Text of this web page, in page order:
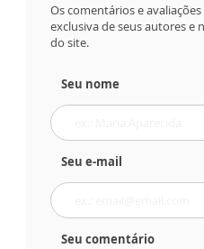
Os comentários e
exclusiva de seus autores e
do site.
Seu nome
Seu e-mail
Seu comentário